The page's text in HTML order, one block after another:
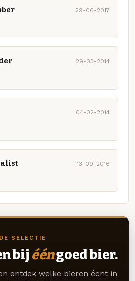
29-06-2017
29-03-2014
04-02-2014
13-09-2016
DE SELECTIE
bij ééngoed bier.
ontdek welke bieren écht in